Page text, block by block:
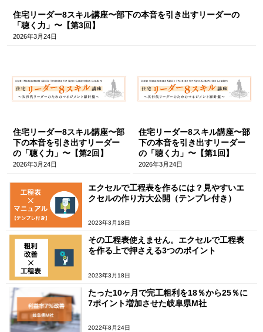
住宅リーダー8スキル講座〜部下の本音を引き出すリーダーの
「聴く力」〜【第3回】
2026年3月24日
住宅リーダー8スキル講座〜部
下の本音を引き出すリーダー
の「聴く力」〜【第2回】
2026年3月24日
住宅リーダー8スキル講座〜部
下の本音を引き出すリーダー
の「聴く力」〜【第1回】
2026年3月24日
エクセルで工程表を作るには？見やすいエ
クセルの作り方大公開（テンプレ付き）
2023年3月18日
その工程表使えません。エクセルで工程表
を作る上で押さえる3つのポイント
2023年3月18日
たった10ヶ月で完工粗利を18％から25％に
7ポイント増加させた岐阜県M社
2022年8月24日